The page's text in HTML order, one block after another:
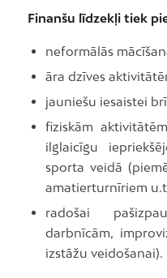
Finanšu līdzekļi tiek
neformālās
āra dzīves
jauniešu iesaistei
fiziskām
ilglaicīgu
sporta veidā
amatierturnīriem
radošai
darbnīcām,
izstāžu veidošanai).